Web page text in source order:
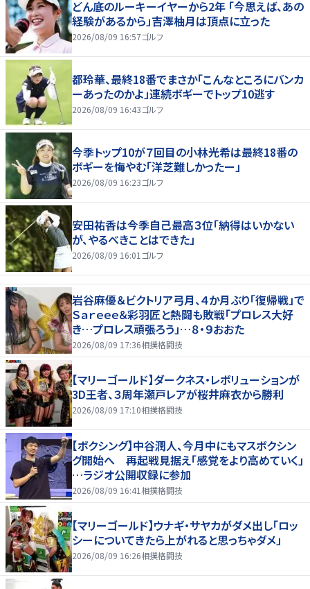
どん底のルーキーイヤーから2年 「今思えば、あの
経験があるから」吉澤柚月は頂点に立った
2026/08/09 16:57ゴルフ
都玲華、最終18番でまさか「こんなところにバンカ
ーあったのかよ」連続ボギーでトップ10逃す
2026/08/09 16:43ゴルフ
今季トップ10が７回目の小林光希は最終18番の
ボギーを悔やむ「洋芝難しかったー」
2026/08/09 16:23ゴルフ
安田祐香は今季自己最高３位「納得はいかない
が、やるべきことはできた」
2026/08/09 16:01ゴルフ
岩谷麻優＆ビクトリア弓月、４か月ぶり「復帰戦」で
Ｓａｒｅｅｅ＆彩羽匠と熱闘も敗戦「プロレス大好
き…プロレス頑張ろう」…８・９おおた
2026/08/09 17:36相撲格闘技
【マリーゴールド】ダークネス・レボリューションが
3D王者、３周年瀬戸レアが桜井麻衣から勝利
2026/08/09 17:10相撲格闘技
【ボクシング】中谷潤人、今月中にもマスボクシン
グ開始へ 再起戦見据え「感覚をより高めていく」
…ラジオ公開収録に参加
2026/08/09 16:41 相撲格闘技
【マリーゴールド】ウナギ・サヤカがダメ出し「ロッ
シーについてきたら上がれると思っちゃダメ」
2026/08/09 16:26相撲格闘技